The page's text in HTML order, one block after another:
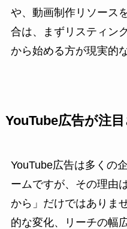
や、動画制作リソース
合は、まずリスティン
から始める方が現実的
YouTube広告が注
YouTube広告は多くの
ームですが、その理由
から」だけではありま
的な変化、リーチの幅